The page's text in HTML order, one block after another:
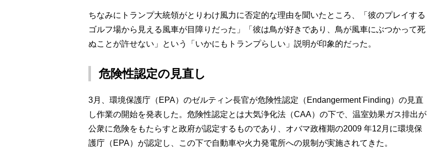
ちなみにトランプ大統領がとりわけ風力に否定的な理由を聞いたところ、「彼のプレイする
ゴルフ場から見える風車が目障りだった」「彼は鳥が好きであり、鳥が風車にぶつかって死
ぬことが許せない」という「いかにもトランプらしい」説明が印象的だった。
危険性認定の見直し
3月、環境保護庁（EPA）のゼルティン長官が危険性認定（Endangerment Finding）の見直
し作業の開始を発表した。危険性認定とは大気浄化法（CAA）の下で、温室効果ガス排出が
公衆に危険をもたらすと政府が認定するものであり、オバマ政権期の2009 年12月に環境保
護庁（EPA）が認定し、この下で自動車や火力発電所への規制が実施されてきた。